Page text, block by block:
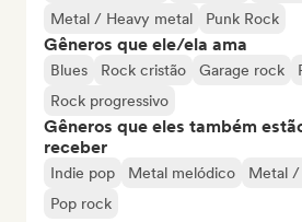
Metal / Heavy metal
Punk Rock
Gêneros que ele/ela ama
Blues Rock cristão Garage rock
Rock progressivo
Gêneros que eles também
receber
Indie pop Metal melódico
Metal /
Pop rock